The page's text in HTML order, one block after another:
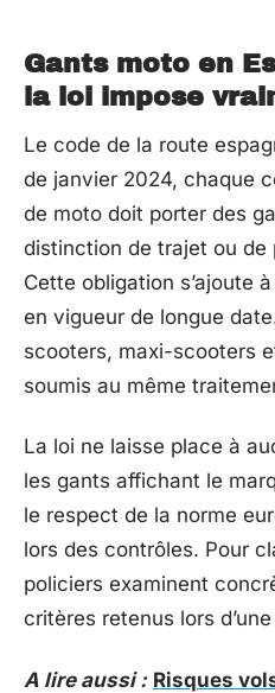
Gants moto en
la loi impose
Le code de la route
de janvier 2024, chaque
de moto doit porter des
distinction de trajet ou de
Cette obligation s’ajoute
en vigueur de longue
scooters, maxi-scooters
soumis au même
La loi ne laisse place à
les gants affichant le
le respect de la norme
lors des contrôles. Pour
policiers examinent
critères retenus lors
A lire aussi : Risques